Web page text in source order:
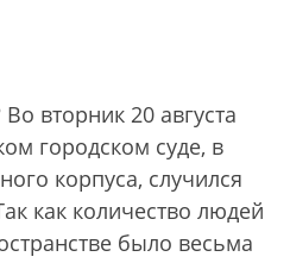
вторник 20 августа
городском суде, в
корпуса, случился
как количество людей
было весьма